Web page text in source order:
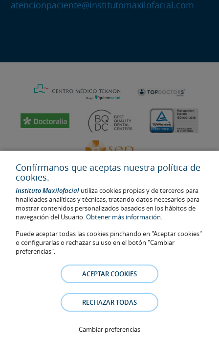
atencionpaciente@institutomaxilofacial.com
Última actualización: 2023
No. de autorización de centro sanitario: E08646940
La información presente en la web no reemplaza sino complementa
la relación médico-paciente. En caso de duda, consulte con el
médico de referencia. Las fotos y los testimonios de los pacientes
identificables que aparecen en la web están publicadas con su
consentimiento y se retirarán en cualquier momento a petición de
Política de Cookies–Política de Privacidad
Confírmanos que aceptas nuestra política de
cookies.
Instituto Maxilofacial utiliza cookies propias y de terceros para
finalidades analíticas y técnicas; tratando datos necesarios para
mostrar contenidos personalizados basados en los hábitos de
navegación del Usuario.Obtener más información.
Puede aceptar todas las cookies pinchando en "Aceptar cookies"
o configurarlas o rechazar su uso en el botón "Cambiar
preferencias".
ACEPTAR COOKIES
RECHAZAR TODAS
Cambiar preferencias